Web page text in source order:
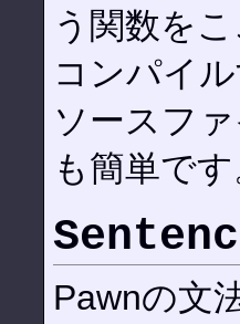
う関数を
コンパイ
ソースフ
も簡単です
Pawnの文